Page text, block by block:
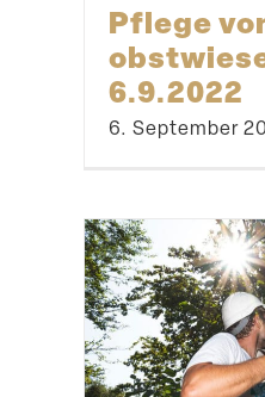
Pflege
6.9.2022
6. September